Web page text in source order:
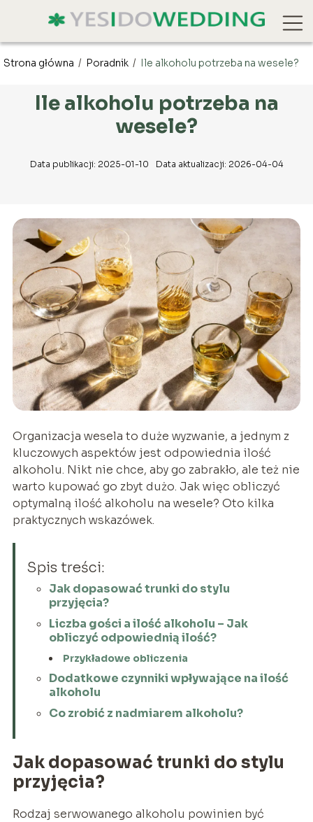
Strona główna / Poradnik / Ile alkoholu potrzeba na wesele?
Ile alkoholu potrzeba na
wesele?
Data publikacji: 2025-01-10 Data aktualizacji: 2026-04-04
Organizacja wesela to duże wyzwanie, a jednym z
kluczowych aspektów jest odpowiednia ilość
alkoholu. Nikt nie chce, aby go zabrakło, ale też nie
warto kupować go zbyt dużo. Jak więc obliczyć
optymalną ilość alkoholu na wesele? Oto kilka
praktycznych wskazówek.
Spis treści:
Jak dopasować trunki do stylu
przyjęcia?
Liczba gości a ilość alkoholu – Jak
obliczyć odpowiednią ilość?
Przykładowe obliczenia
Dodatkowe czynniki wpływające na ilość
alkoholu
Co zrobić z nadmiarem alkoholu?
Jak dopasować trunki do stylu
przyjęcia?
Rodzaj serwowanego alkoholu powinien być